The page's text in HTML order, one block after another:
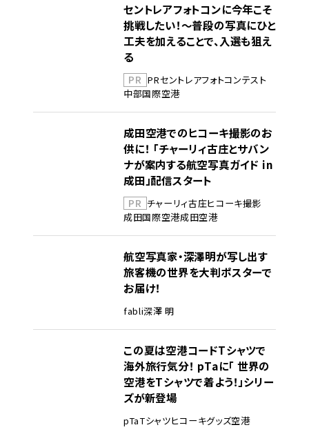
セントレアフォトコンに今年こそ
挑戦したい！～普段の写真にひと
工夫を加えることで、入選も狙え
る
PR PRセントレアフォトコンテスト
中部国際空港
成田空港でのヒコーキ撮影のお
供に！ 「チャーリィ古庄とサバン
ナが案内する航空写真ガイド in
成田」配信スタート
PR チャーリィ古庄ヒコーキ撮影
成田国際空港成田空港
航空写真家・深澤明が写し出す
旅客機の世界を大判ポスターで
お届け！
fabli深澤 明
この夏は空港コードTシャツで
海外旅行気分！ pTaに「 世界の
空港をTシャツで着よう！」シリー
ズが新登場
pTaTシャツヒコーキグッズ空港